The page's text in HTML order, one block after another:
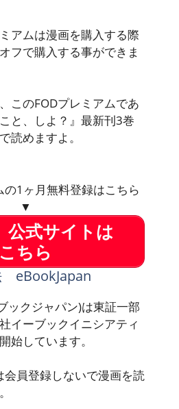
アムは漫画を購入する際
フで購入する事ができま
このFODプレミアムであ
と、しよ？』最新刊3巻
読めますよ。
1ヶ月無料登録はこちら
▼
公式サイトは
こちら
eBookJapan
ックジャパン)は東証一部
イーブックイニシアティ
始しています。
会員登録しないで漫画を読